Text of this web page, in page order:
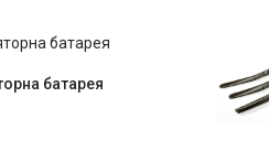
батарея